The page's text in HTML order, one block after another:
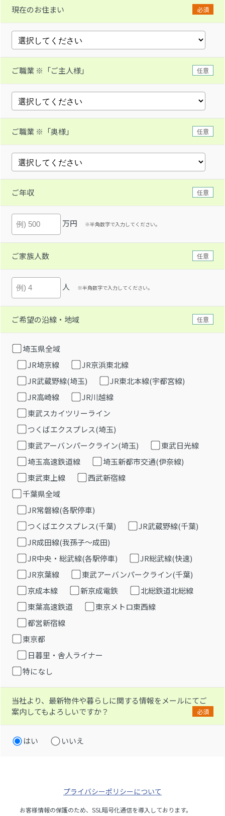
現在のお住まい 必須
ご職業 ※「ご主人様」 任意
ご職業 ※「奥様」 任意
ご年収 任意
万円 ※半角数字で入力してください。
ご家族人数 任意
人 ※半角数字で入力してください。
ご希望の沿線・地域 任意
埼玉県全域
JR埼京線
JR京浜東北線
JR武蔵野線(埼玉)
JR東北本線(宇都宮線)
JR高崎線
JR川越線
東武スカイツリーライン
つくばエクスプレス(埼玉)
東武アーバンパークライン(埼玉)
東武日光線
埼玉高速鉄道線
埼玉新都市交通(伊奈線)
東武東上線
西武新宿線
千葉県全域
JR常磐線(各駅停車)
つくばエクスプレス(千葉)
JR武蔵野線(千葉)
JR成田線(我孫子～成田)
JR中央・総武線(各駅停車)
JR総武線(快速)
JR京葉線
東武アーバンパークライン(千葉)
京成本線
新京成電鉄
北総鉄道北総線
東葉高速鉄道
東京メトロ東西線
都営新宿線
東京都
日暮里・舎人ライナー
特になし
当社より、最新物件や暮らしに関する情報をメールにてご
案内してもよろしいですか？
必須
はい いいえ
プライバシーポリシーについて
お客様情報の保護のため、SSL暗号化通信を導入しております。